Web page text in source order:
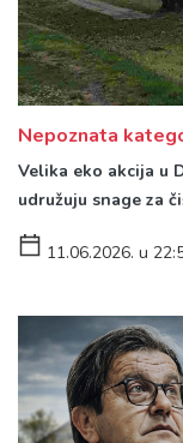
Nepoznata
Velika eko akcija u
udružuju snage za
11.06.2026. u